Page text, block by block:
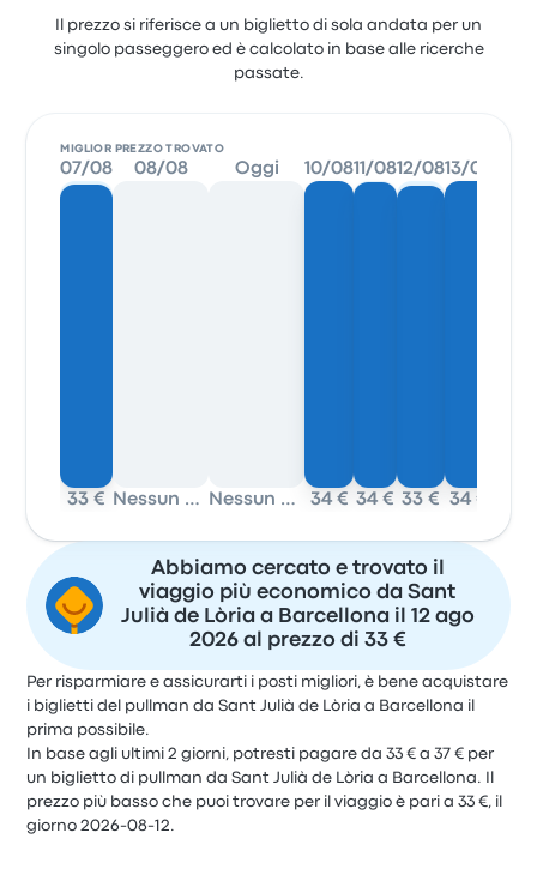
Il prezzo si riferisce a un biglietto di sola andata per un
singolo passeggero ed è calcolato in base alle ricerche
passate.
MIGLIOR PREZZO TROVATO
07/08
33 €
08/08
Nessun dato
Oggi
Nessun dato
10/08
34 €
11/08
34 €
12/08
33 €
13/08
34 €
Abbiamo cercato e trovato il
viaggio più economico da Sant
Julià de Lòria a Barcellona il 12 ago
2026 al prezzo di 33 €
Per risparmiare e assicurarti i posti migliori, è bene acquistare
i biglietti del pullman da Sant Julià de Lòria a Barcellona il
prima possibile.
In base agli ultimi 2 giorni, potresti pagare da 33 € a 37 € per
un biglietto di pullman da Sant Julià de Lòria a Barcellona. Il
prezzo più basso che puoi trovare per il viaggio è pari a 33 €, il
giorno 2026-08-12.